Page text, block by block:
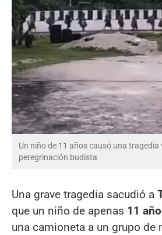
Un niño de 11 años causó una tragedia
peregrinación budista
Una grave tragedia sacudió a
que un niño de apenas 11
una camioneta a un grupo de